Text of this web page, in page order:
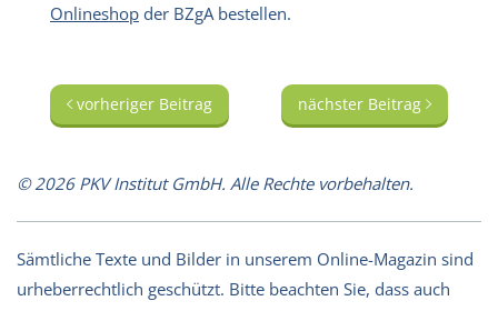
Onlineshop der BZgA bestellen.
vorheriger Beitrag nächster Beitrag
© 2026 PKV Institut GmbH. Alle Rechte vorbehalten.
Sämtliche Texte und Bilder in unserem Online-Magazin sind
urheberrechtlich geschützt. Bitte beachten Sie, dass auch